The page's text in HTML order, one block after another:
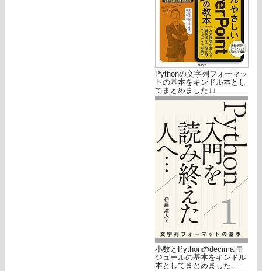
Pythonの文字列フォーマッ
トの基本をキンドル本とし
てまとめました↓↓
小数とPythonのdecimalモ
ジュールの基本をキンドル
本としてまとめました↓↓